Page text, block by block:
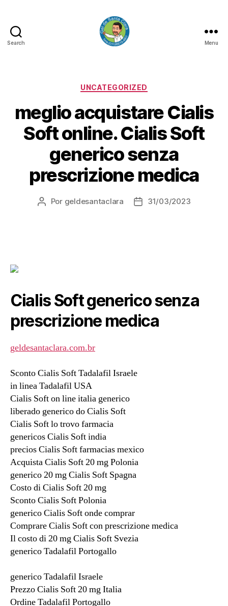
Search
CLARA
Menu
Categorias
UNCATEGORIZED
meglio acquistare Cialis
Soft online. Cialis Soft
generico senza
prescrizione medica
Autor
Por geldesantaclara
Data31/03/2023
Cialis Soft generico senza
prescrizione medica
geldesantaclara.com.br
Sconto Cialis Soft Tadalafil Israele
in linea Tadalafil USA
Cialis Soft on line italia generico
liberado generico do Cialis Soft
Cialis Soft lo trovo farmacia
genericos Cialis Soft india
precios Cialis Soft farmacias mexico
Acquista Cialis Soft 20 mg Polonia
generico 20 mg Cialis Soft Spagna
Costo di Cialis Soft 20 mg
Sconto Cialis Soft Polonia
generico Cialis Soft onde comprar
Comprare Cialis Soft con prescrizione medica
Il costo di 20 mg Cialis Soft Svezia
generico Tadalafil Portogallo
generico Tadalafil Israele
Prezzo Cialis Soft 20 mg Italia
Ordine Tadalafil Portogallo